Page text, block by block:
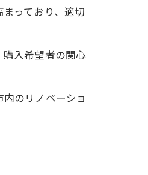
っており、適切
入希望者の関心
のリノベーショ